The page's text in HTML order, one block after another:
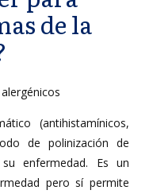
de la
(antihistamínicos,
de polinización de
enfermedad. Es un
pero sí permite